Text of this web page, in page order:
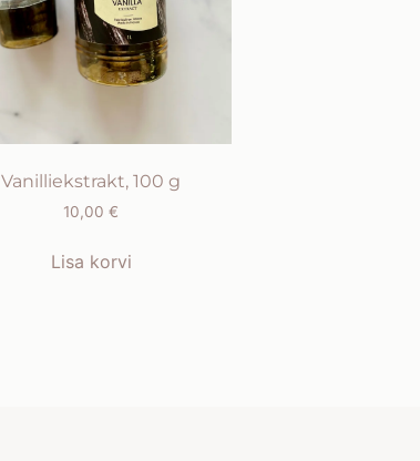
Vanilliekstrakt, 100 g
10,00€
Lisa korvi